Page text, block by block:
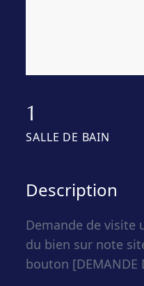
1
SALLE DE BAIN
Description
Demande de visite
du bien sur note
bouton [DEMANDE